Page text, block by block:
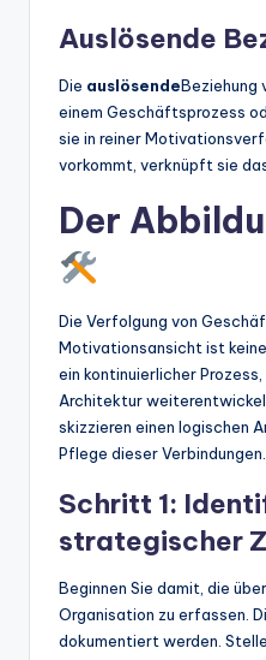
Auslösende
Die auslösendeBeziehung
einem Geschäftsprozess
sie in reiner
vorkommt, verknüpft sie
Der
Die Verfolgung von
Motivationsansicht ist
ein kontinuierlicher
Architektur
skizzieren einen logischen
Pflege dieser Verbindungen.
Schritt 1:
strategischer
Beginnen Sie damit, die
Organisation zu erfassen.
dokumentiert werden.